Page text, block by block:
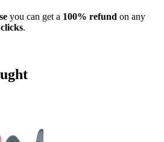
you can get a 100% refund on any
.